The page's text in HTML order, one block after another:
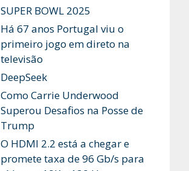
SUPER BOWL 2025
Há 67 anos Portugal viu o
primeiro jogo em direto na
televisão
DeepSeek
Como Carrie Underwood
Superou Desafios na Posse de
Trump
O HDMI 2.2 está a chegar e
promete taxa de 96 Gb/s para